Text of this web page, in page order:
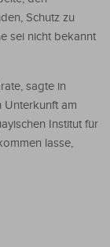
Schutz zu
sei nicht bekannt
sagte in
Unterkunft am
Institut für
lasse,